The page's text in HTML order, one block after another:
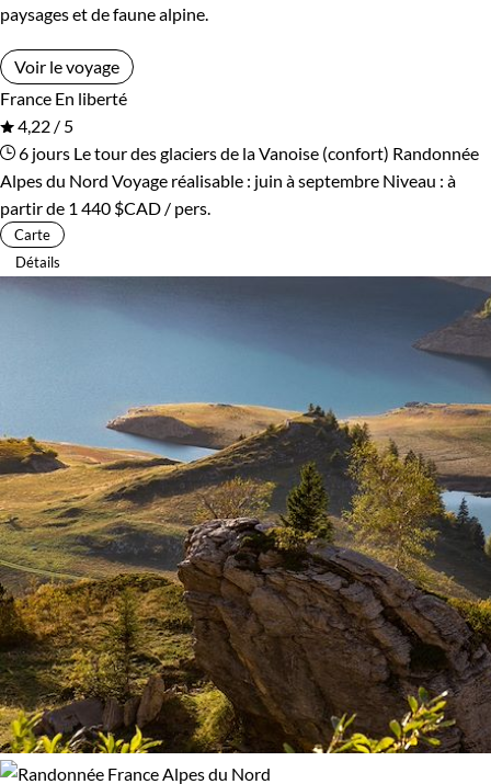
paysages et de faune alpine.
Voir le voyage
France En liberté
4,22 / 5
6 jours Le tour des glaciers de la Vanoise (confort) Randonnée
Alpes du Nord Voyage réalisable : juin à septembre Niveau : à
partir de 1 440 $CAD / pers.
Carte
Détails